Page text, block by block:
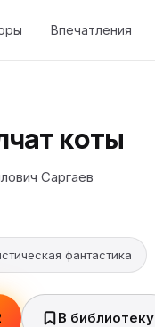
Впечатления
коты
Саргаев
фантастика
В библиотеку